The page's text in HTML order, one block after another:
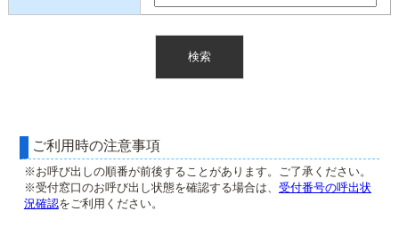
混雑予想カレンダー
ご利用時の注意事項
※お呼び出しの順番が前後することがあります。ご了承ください。
※受付窓口のお呼び出し状態を確認する場合は、 受付番号の呼出状
況確認をご利用ください。